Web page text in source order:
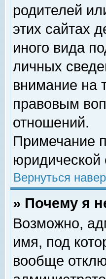
родителей
этих сайтах
иного вида
личных
внимание на
правовым
отношений.
Примечание
юридической
Вернуться
» Почему я
Возможно,
имя, под
вообще